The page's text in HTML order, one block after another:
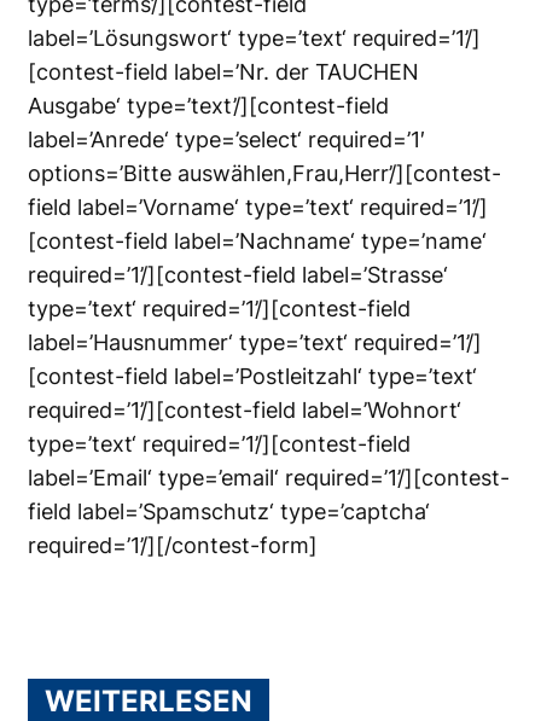
label=’Lösungswort‘ type=’text‘ required=’1’/]
[contest-field label=’Nr. der TAUCHEN
Ausgabe‘ type=’text’/][contest-field
label=’Anrede‘ type=’select‘ required=’1′
options=’Bitte auswählen,Frau,Herr’/][contest-
field label=’Vorname‘ type=’text‘ required=’1’/]
[contest-field label=’Nachname‘ type=’name‘
required=’1’/][contest-field label=’Strasse‘
type=’text‘ required=’1’/][contest-field
label=’Hausnummer‘ type=’text‘ required=’1’/]
[contest-field label=’Postleitzahl‘ type=’text‘
required=’1’/][contest-field label=’Wohnort‘
type=’text‘ required=’1’/][contest-field
label=’Email‘ type=’email‘ required=’1’/][contest-
field label=’Spamschutz‘ type=’captcha‘
required=’1’/][/contest-form]
WEITERLESEN